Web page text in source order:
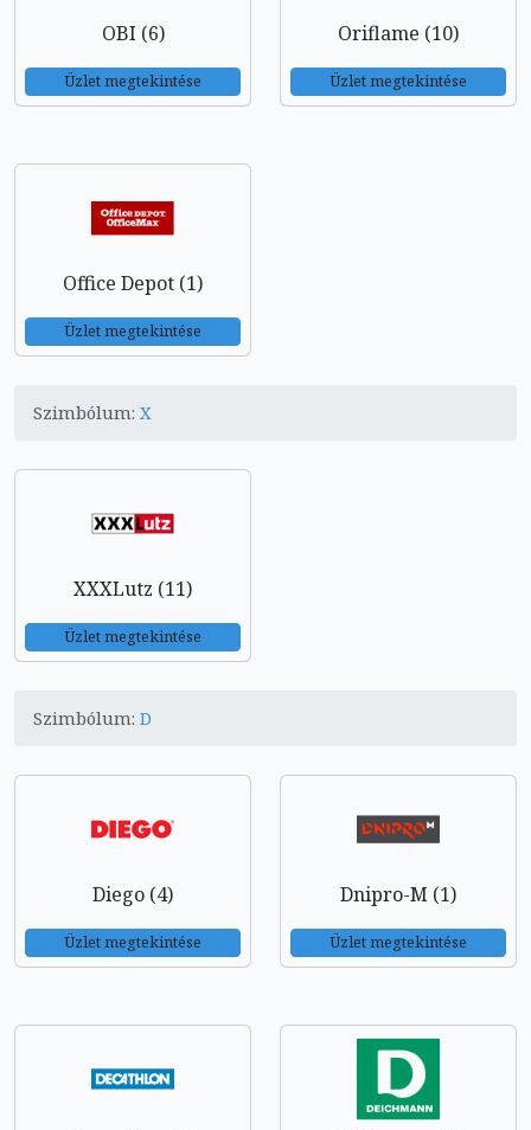
OBI (6)
Üzlet megtekintése
Oriflame (10)
Üzlet megtekintése
Office Depot (1)
Üzlet megtekintése
Szimbólum: X
XXXLutz (11)
Üzlet megtekintése
Szimbólum: D
Diego (4)
Üzlet megtekintése
Dnipro-M (1)
Üzlet megtekintése